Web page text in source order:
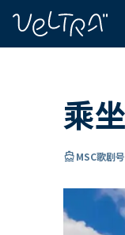
乘
directions_boatMSC歌剧号